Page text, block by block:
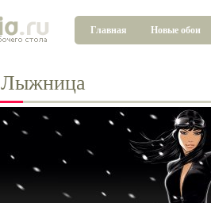
Главная Новые обои
Лыжница